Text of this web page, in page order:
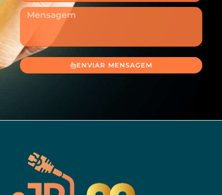
Mensagem
ENVIAR MENSAGEM